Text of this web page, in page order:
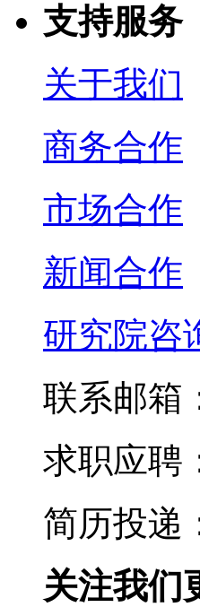
支持服务
关于我们
商务合作
市场合作
新闻合作
研究院咨
联系邮箱
求职应聘
简历投递
关注我们